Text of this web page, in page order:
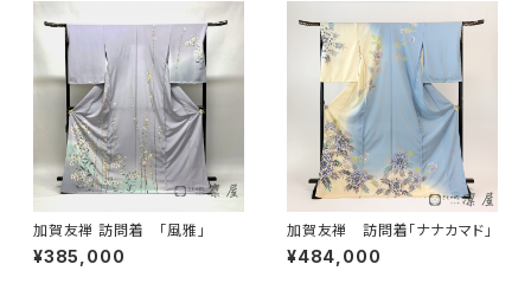
加賀友禅 訪問着 「風雅」
¥385,000
加賀友禅 訪問着「ナナカマド」
¥484,000